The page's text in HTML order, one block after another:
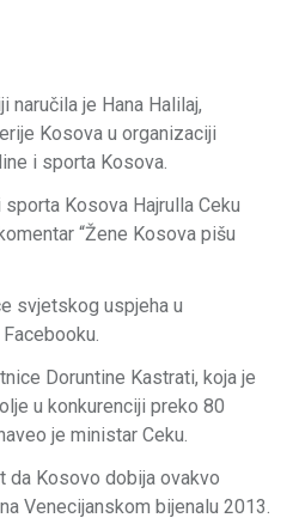
naručila je Hana Halilaj,
Kosova u organizaciji
i sporta Kosova.
Kosova Hajrulla Ceku
“Žene Kosova pišu
svjetskog uspjeha u
Doruntine Kastrati, koja je
u konkurenciji preko 80
je ministar Ceku.
da Kosovo dobija ovakvo
Venecijanskom bijenalu 2013.